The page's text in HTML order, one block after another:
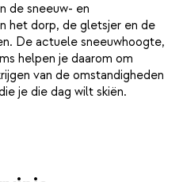
de sneeuw- en
het dorp, de gletsjer en de
De actuele sneeuwhoogte,
helpen je daarom om
van de omstandigheden
je die dag wilt skiën.